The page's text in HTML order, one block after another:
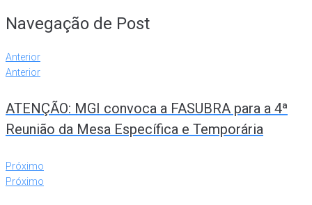
Navegação de Post
Anterior
Anterior
ATENÇÃO: MGI convoca a FASUBRA para a 4ª
Reunião da Mesa Específica e Temporária
Próximo
Próximo